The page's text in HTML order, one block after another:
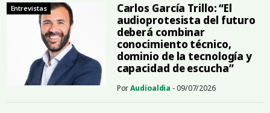
Entrevistas
Carlos García Trillo: “El
audioprotesista del futuro
deberá combinar
conocimiento técnico,
dominio de la tecnología y
capacidad de escucha”
PorAudioaldia - 09/07/2026